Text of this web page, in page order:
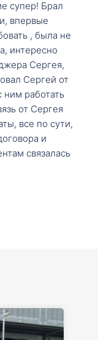
супер! Брал
впервые
, была не
интересно
Сергея,
Сергей от
ним работать
от Сергея
все по сути,
и
связалась
и т.д. После
Сергей с